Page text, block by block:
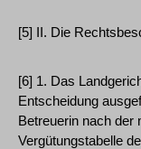
[5] II. Die
[6] 1. Das
Entscheidung
Betreuerin nach der
Vergütungstabelle